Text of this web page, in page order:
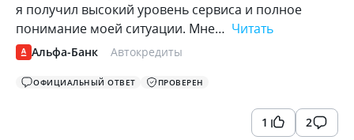
я получил высокий уровень сервиса и полное
понимание моей ситуации. Мне… Читать
Альфа-Банк Автокредиты
ОФИЦИАЛЬНЫЙ ОТВЕТ ПРОВЕРЕН
1 2